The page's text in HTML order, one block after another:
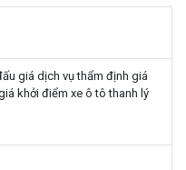
giá dịch vụ thẩm định giá
khởi điểm xe ô tô thanh lý